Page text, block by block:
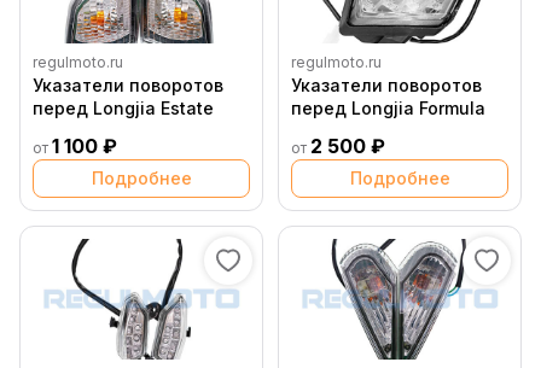
regulmoto.ru
Указатели поворотов
перед Longjia Estate
от 1 100 ₽
Подробнее
regulmoto.ru
Указатели поворотов
перед Longjia Formula
от 2 500 ₽
Подробнее